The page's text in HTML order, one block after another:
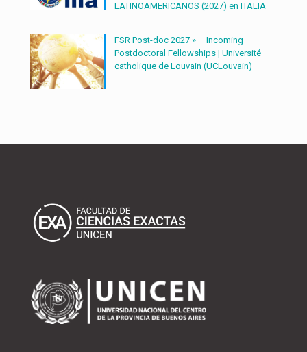
LATINOAMERICANOS (2027) en ITALIA
FSR Post-doc 2027 » – Incoming
Postdoctoral Fellowships | Université
catholique de Louvain (UCLouvain)